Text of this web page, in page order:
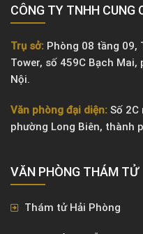
CÔNG TY TNHH
Trụ sở: Phòng 08 tầng 09,
Tower, số 459C Bạch
Nội.
Văn phòng đại diện: Số
phường Long Biên, thành
VĂN PHÒNG ​THÁM TỬ
Thám tử Hải Phòng